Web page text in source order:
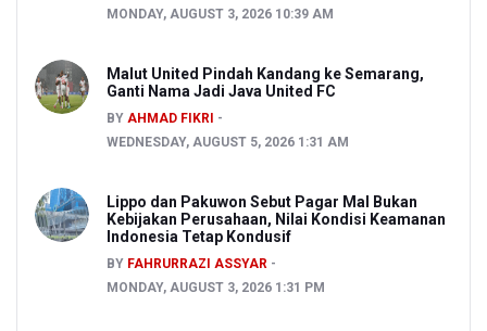
MONDAY, AUGUST 3, 2026 10:39 AM
Malut United Pindah Kandang ke Semarang,
Ganti Nama Jadi Java United FC
BY AHMAD FIKRI
WEDNESDAY, AUGUST 5, 2026 1:31 AM
Lippo dan Pakuwon Sebut Pagar Mal Bukan
Kebijakan Perusahaan, Nilai Kondisi Keamanan
Indonesia Tetap Kondusif
BY FAHRURRAZI ASSYAR
MONDAY, AUGUST 3, 2026 1:31 PM